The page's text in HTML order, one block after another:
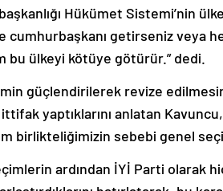
cumhurbaşkanı getirseniz veya
bu ülkeyi kötüye götürür.” dedi.
yaptıklarını anlatan
birlikteliğimizin sebebi genel
hatırlatarak, bu